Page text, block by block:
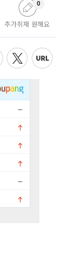
추가취재 원해요
0